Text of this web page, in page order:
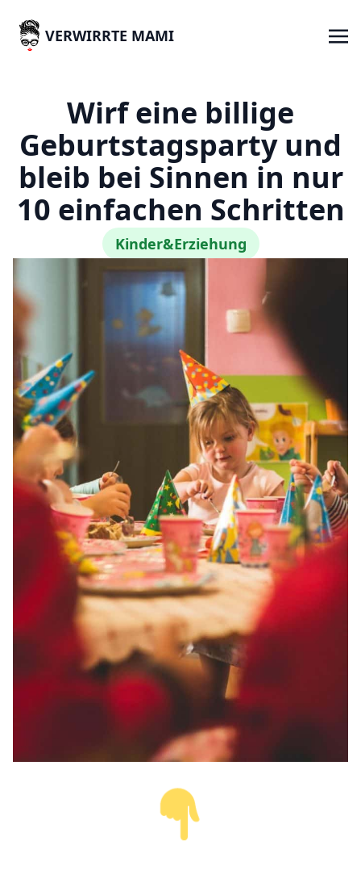
VERWIRRTE MAMI
Wirf eine billige
Geburtstagsparty und
bleib bei Sinnen in nur
10 einfachen Schritten
Kinder&Erziehung